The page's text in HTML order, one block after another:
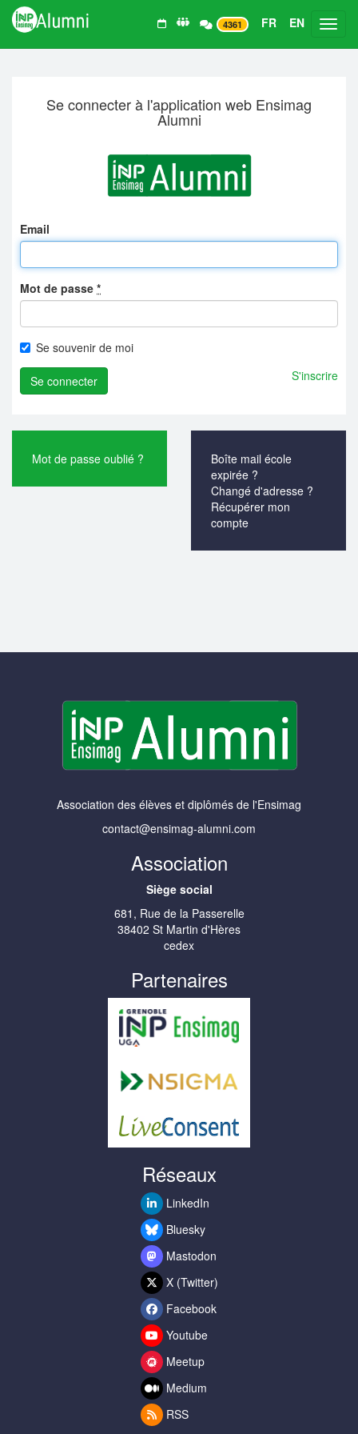
4361 FR EN
Se connecter à l'application web Ensimag
Alumni
Email
Mot de passe *
Se souvenir de moi
S'inscrire
Mot de passe oublié ?
Boîte mail école
expirée ?
Changé d'adresse ?
Récupérer mon
compte
Association des élèves et diplômés de l'Ensimag
contact@ensimag-alumni.com
Association
Siège social
681, Rue de la Passerelle
38402 St Martin d'Hères
cedex
Partenaires
Réseaux
LinkedIn
Bluesky
Mastodon
X (Twitter)
Facebook
Youtube
Meetup
Medium
RSS